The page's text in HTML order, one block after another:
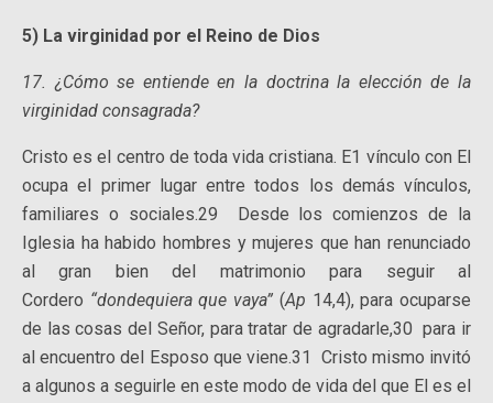
5) La virginidad por el Reino de Dios
17. ¿Cómo se entiende en la doctrina la elección de la
virginidad consagrada?
Cristo es el centro de toda vida cristiana. E1 vínculo con El
ocupa el primer lugar entre todos los demás vínculos,
familiares o sociales.29 Desde los comienzos de la
Iglesia ha habido hombres y mujeres que han renunciado
al gran bien del matrimonio para seguir al
Cordero “dondequiera que vaya” (Ap 14,4), para ocuparse
de las cosas del Señor, para tratar de agradarle,30 para ir
al encuentro del Esposo que viene.31 Cristo mismo invitó
a algunos a seguirle en este modo de vida del que El es el